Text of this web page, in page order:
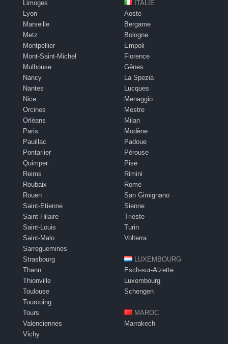
Limoges
Lyon
Marseille
Metz
Montpellier
Mont-Saint-Michel
Mulhouse
Nancy
Nantes
Nice
Orcines
Orléans
Paris
Pauillac
Pontarlier
Quimper
Reims
Roubaix
Rouen
Saint-Etienne
Saint-Hilaire
Saint-Louis
Saint-Malo
Sarreguemines
Strasbourg
Thann
Thionville
Toulouse
Tourcoing
Tours
Valenciennes
Vichy
ITALIE
Aoste
Bergame
Bologne
Empoli
Florence
Gênes
La Spezia
Lucques
Menaggio
Mestre
Milan
Modène
Padoue
Pérouse
Pise
Rimini
Rome
San Gimignano
Sienne
Trieste
Turin
Volterra
LUXEMBOURG
Esch-sur-Alzette
Luxembourg
Schengen
MAROC
Marrakech